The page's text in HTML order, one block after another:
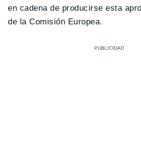
en cadena de producirse esta
de la Comisión Europea.